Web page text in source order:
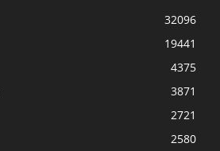
32096
19441
4375
3871
2721
2580